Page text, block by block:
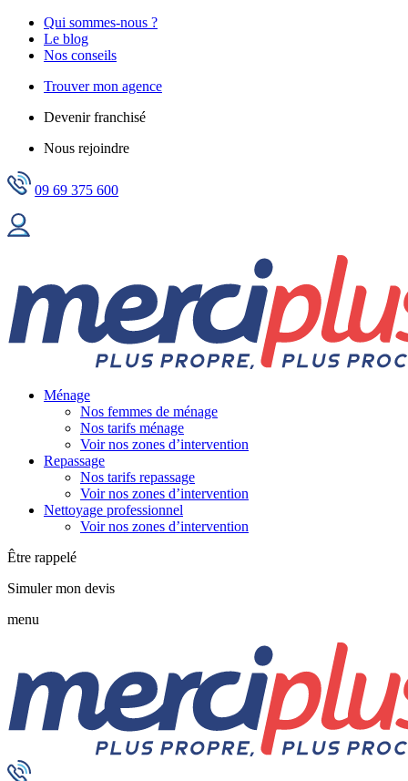
Qui sommes-nous ?
Le blog
Nos conseils
Trouver mon agence
Devenir franchisé
Nous rejoindre
09 69 375 600
Ménage
Nos femmes de ménage
Nos tarifs ménage
Voir nos zones d’intervention
Repassage
Nos tarifs repassage
Voir nos zones d’intervention
Nettoyage professionnel
Voir nos zones d’intervention
Être rappelé
Simuler mon devis
menu